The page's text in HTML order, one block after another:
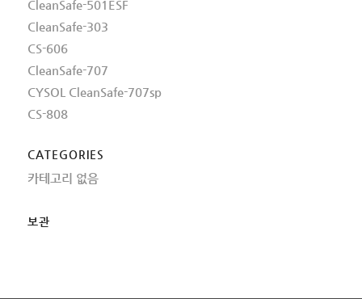
CleanSafe-501ESF
CleanSafe-303
CS-606
CleanSafe-707
CYSOL CleanSafe-707sp
CS-808
CATEGORIES
카테고리 없음
보관